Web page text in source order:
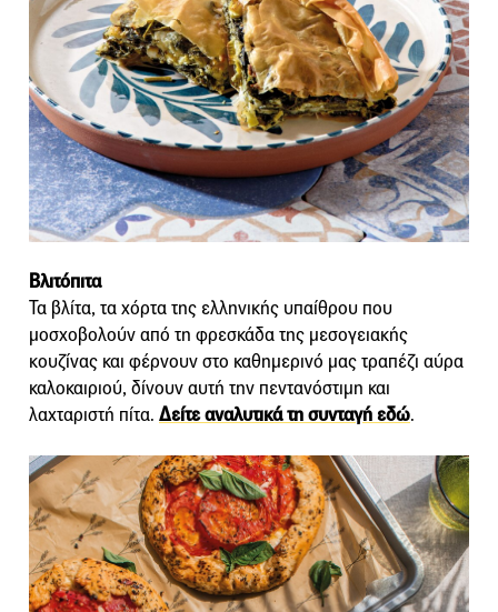
Βλιτόπιτα
Τα βλίτα, τα χόρτα της ελληνικής υπαίθρου που
μοσχοβολούν από τη φρεσκάδα της μεσογειακής
κουζίνας και φέρνουν στο καθημερινό μας τραπέζι αύρα
καλοκαιριού, δίνουν αυτή την πεντανόστιμη και
λαχταριστή πίτα. Δείτε αναλυτικά τη συνταγή εδώ.